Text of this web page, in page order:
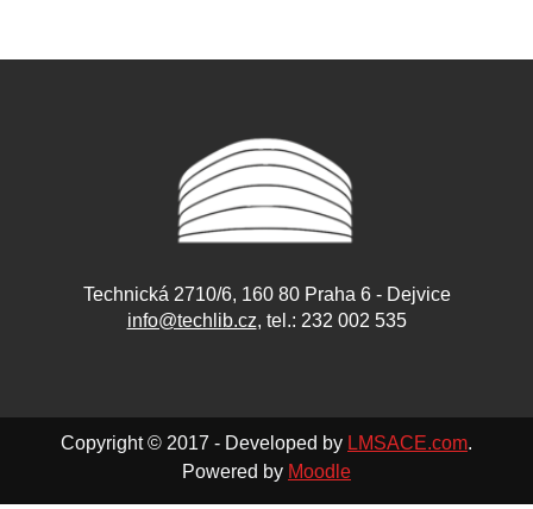
Technická 2710/6, 160 80 Praha 6 - Dejvice
info@techlib.cz, tel.: 232 002 535
Copyright © 2017 - Developed by LMSACE.com.
Powered by Moodle